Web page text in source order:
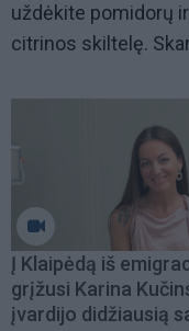
uždėkite pomidorų
citrinos skiltelę.
Į Klaipėdą iš
grįžusi Karina
įvardijo didžiausią